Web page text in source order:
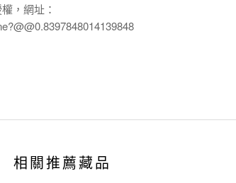
，網址：
相關推薦藏品